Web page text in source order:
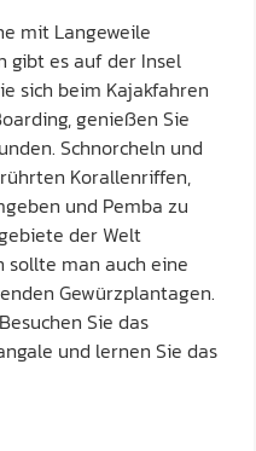
mit Langeweile
gibt es auf der Insel
sich beim Kajakfahren
genießen Sie
Schnorcheln und
Korallenriffen,
und Pemba zu
der Welt
sollte man auch eine
Gewürzplantagen.
Sie das
und lernen Sie das